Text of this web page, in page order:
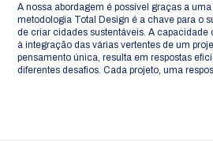
A nossa abordagem é possível graças a
metodologia Total Design é a chave para o
de criar cidades sustentáveis. A
à integração das várias vertentes de um
pensamento única, resulta em respostas
diferentes desafios. Cada projeto, uma